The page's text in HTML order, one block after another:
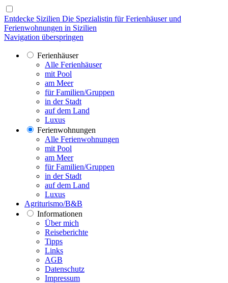
Entdecke Sizilien Die Spezialistin für Ferienhäuser und
Ferienwohnungen in Sizilien
Navigation überspringen
Ferienhäuser
Alle Ferienhäuser
mit Pool
am Meer
für Familien/Gruppen
in der Stadt
auf dem Land
Luxus
Ferienwohnungen
Alle Ferienwohnungen
mit Pool
am Meer
für Familien/Gruppen
in der Stadt
auf dem Land
Luxus
Agriturismo/B&B
Informationen
Über mich
Reiseberichte
Tipps
Links
AGB
Datenschutz
Impressum